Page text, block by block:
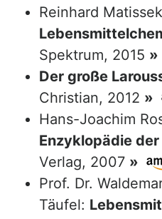
Reinhard
Spektrum, 2015 »
Der große
Christian, 2012 »
Hans-Joachim
Enzyklopädie
Verlag, 2007 »
Prof. Dr.
Täufel: